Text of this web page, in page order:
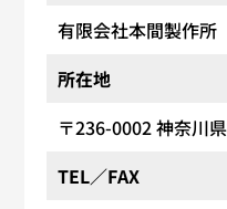
有限会社本間製作所
所在地
〒236-0002神奈川
TEL／FAX